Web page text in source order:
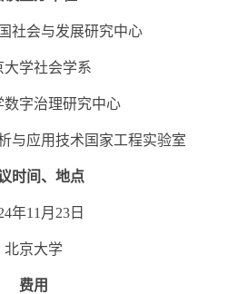
社会与发展研究中心
大学社会学系
数字治理研究中心
与应用技术国家工程实验室
时间、地点
年11月23日
北京大学
费用